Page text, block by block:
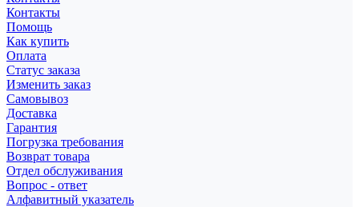
Контакты
Помощь
Как купить
Оплата
Статус заказа
Изменить заказ
Самовывоз
Доставка
Гарантия
Погрузка требования
Возврат товара
Отдел обслуживания
Вопрос - ответ
Алфавитный указатель